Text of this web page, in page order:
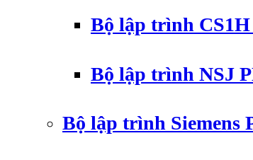
Bộ lập trình
Bộ lập trình NSJ
Bộ lập trình Siemens